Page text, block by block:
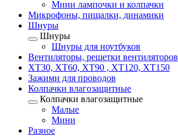
Мини лампочки и колпачки
Микрофоны, пищалки, динамики
Шнуры
Шнуры
Шнуры для ноутбуков
Вентиляторы, решетки вентиляторов
XT30, XT60, XT90 , XT120, XT150
Зажими для проводов
Колпачки влагозащитные
Колпачки влагозащитные
Малые
Мини
Разное